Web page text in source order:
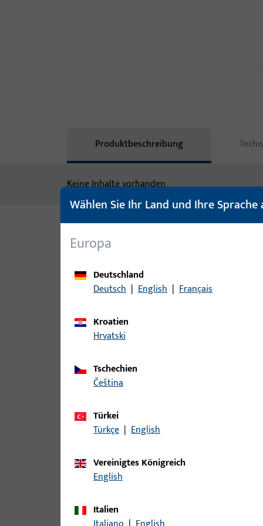
Produktbeschreibung
Keine Inhalte vorhanden
Varianten
Zu diesem Produkt gibt es folgende Varianten:
B-78430-04-0-1 | Drückerstift |
B-78430-05-0-1 | Drückerstift |
B-78430-07-0-1 | Drückerstift |
Wählen Sie Ihr Land und Ihre Sprache
Europa
Deutschland
Deutsch | English | Français
Kroatien
Hrvatski
Tschechien
čeština
Türkei
Türkçe | English
Vereinigtes Königreich
English
Italien